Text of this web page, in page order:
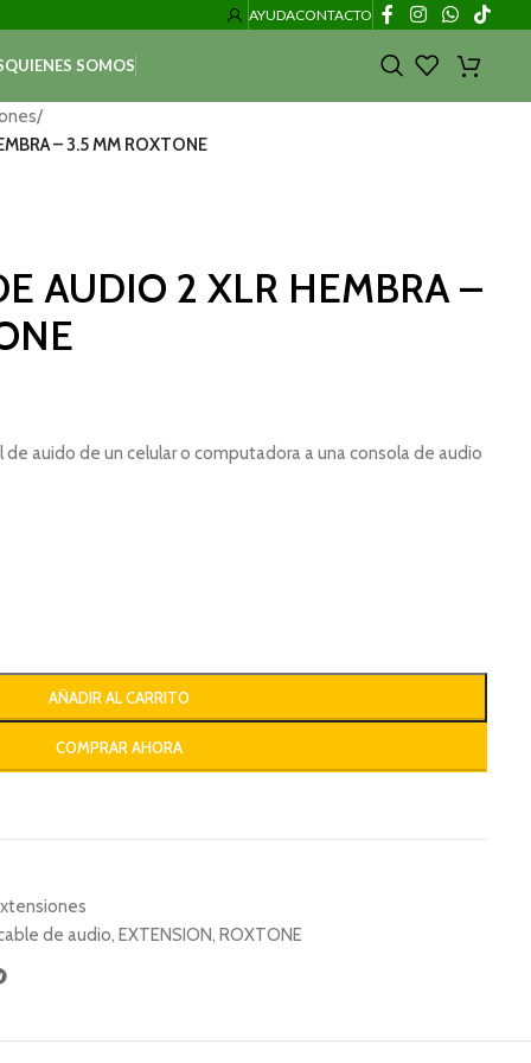
AYUDACONTACTO
QUIENES SOMOS
/
– 3.5 MM ROXTONE
AUDIO 2 XLR HEMBRA –
de auido de un celular o computadora a una consola de audio
AÑADIR AL CARRITO
COMPRAR AHORA
de audio, EXTENSION, ROXTONE